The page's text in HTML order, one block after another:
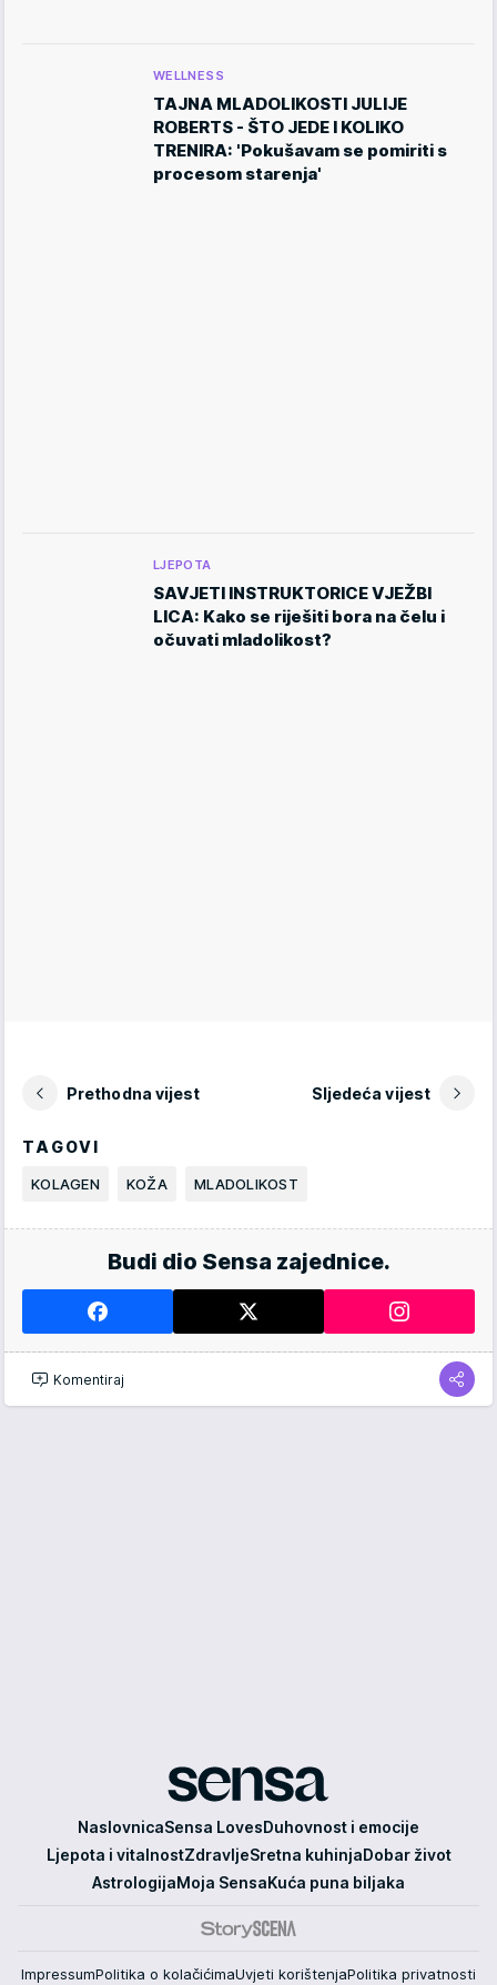
WELLNESS
TAJNA MLADOLIKOSTI JULIJE
ROBERTS - ŠTO JEDE I KOLIKO
TRENIRA: 'Pokušavam se pomiriti s
procesom starenja'
LJEPOTA
SAVJETI INSTRUKTORICE VJEŽBI
LICA: Kako se riješiti bora na čelu i
očuvati mladolikost?
Prethodna vijest Sljedeća vijest
TAGOVI
KOLAGEN KOŽA MLADOLIKOST
Budi dio Sensa zajednice.
Komentiraj
NaslovnicaSensa LovesDuhovnost i emocije
Ljepota i vitalnostZdravljeSretna kuhinjaDobar život
AstrologijaMoja SensaKuća puna biljaka
ImpressumPolitika o kolačićimaUvjeti korištenjaPolitika privatnosti